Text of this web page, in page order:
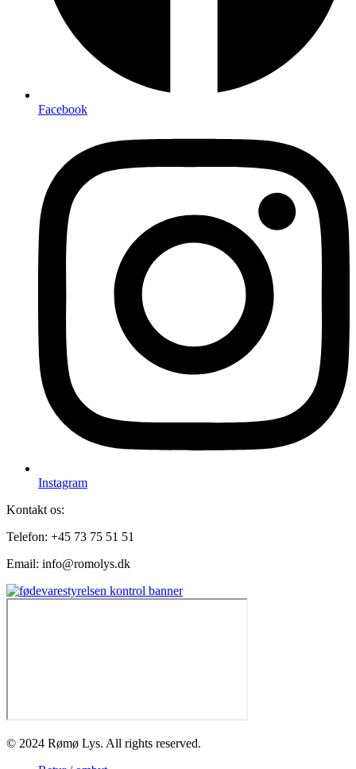
Facebook
Instagram
Kontakt os:
Telefon: +45 73 75 51 51
Email: info@romolys.dk
© 2024 Rømø Lys. All rights reserved.